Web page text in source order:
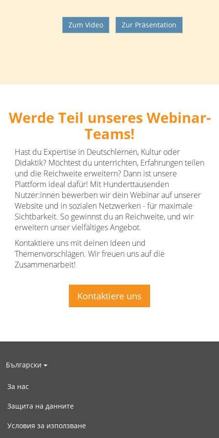
Zum Video Zur Präsentation
Werde Teil unseres Webinar-
Teams!
Hast du Expertise in Deutschlernen, Kultur oder
Didaktik? Möchtest du unterrichten, Erfahrungen teilen
und die Reichweite erweitern? Dann ist unsere
Plattform ideal dafür! Mit Hunderttausenden
Nutzer:innen bewerben wir dein Webinar auf unserer
Website und in sozialen Netzwerken - für maximale
Sichtbarkeit. So gewinnst du an Reichweite, und wir
erweitern unser vielfältiges Angebot.
Kontaktiere uns mit deinen Ideen und
Themenvorschlägen. Wir freuen uns auf die
Zusammenarbeit!
Kontaktiere uns
Български
За нас
Защита на данните
Условия за използване